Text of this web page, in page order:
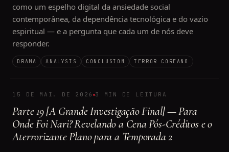
como um espelho digital da ansiedade social
contemporânea, da dependência tecnológica e do vazio
espiritual — e a pergunta que cada um de nós deve
responder.
DRAMA ANALYSIS CONCLUSION TERROR COREANO
15 DE MAI. DE 2026 3 MIN DE LEITURA
Parte 19 [A Grande Investigação Final] — Para
Onde Foi Nari? Revelando a Cena Pós-Créditos e o
Aterrorizante Plano para a Temporada 2